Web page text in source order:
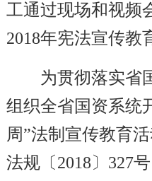
工通过现场和视频
2018年宪法宣传教
为贯彻落实省
组织全省国资系统
周”法制宣传教育
法规〔2018〕327